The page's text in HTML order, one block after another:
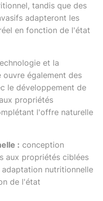
tandis que des
adapteront les
en fonction de l'état
et la
également des
le développement de
propriétés
l'offre naturelle
: conception
aux propriétés ciblées
adaptation nutritionnelle
de l'état